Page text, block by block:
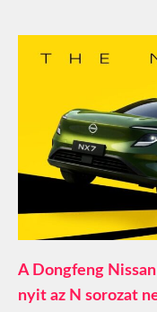
A Dongfeng
nyit az N sorozat